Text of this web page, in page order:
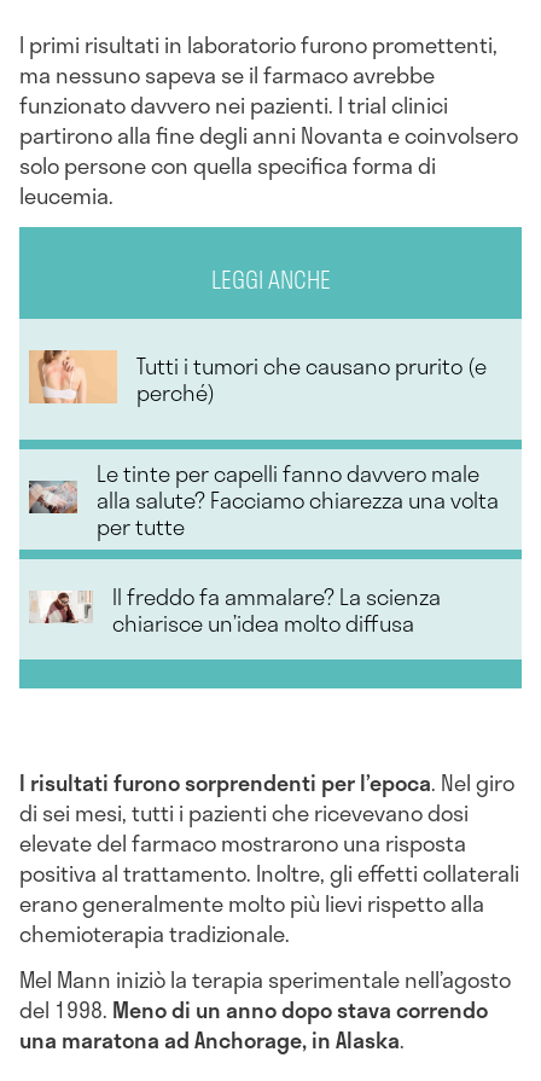
I primi risultati in laboratorio furono promettenti,
ma nessuno sapeva se il farmaco avrebbe
funzionato davvero nei pazienti. I trial clinici
partirono alla fine degli anni Novanta e coinvolsero
solo persone con quella specifica forma di
leucemia.
LEGGI ANCHE
Tutti i tumori che causano prurito (e
perché)
Le tinte per capelli fanno davvero male
alla salute? Facciamo chiarezza una volta
per tutte
Il freddo fa ammalare? La scienza
chiarisce un’idea molto diffusa
I risultati furono sorprendenti per l’epoca. Nel giro
di sei mesi, tutti i pazienti che ricevevano dosi
elevate del farmaco mostrarono una risposta
positiva al trattamento. Inoltre, gli effetti collaterali
erano generalmente molto più lievi rispetto alla
chemioterapia tradizionale.
Mel Mann iniziò la terapia sperimentale nell’agosto
del 1998. Meno di un anno dopo stava correndo
una maratona ad Anchorage, in Alaska.